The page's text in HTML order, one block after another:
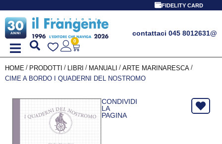
FIDELITY CARD
contattaci 045 8012631@
0
HOME / PRODOTTI / LIBRI / MANUALI / ARTE MARINARESCA /
CIME A BORDO I QUADERNI DEL NOSTROMO
CONDIVIDI
LA
PAGINA